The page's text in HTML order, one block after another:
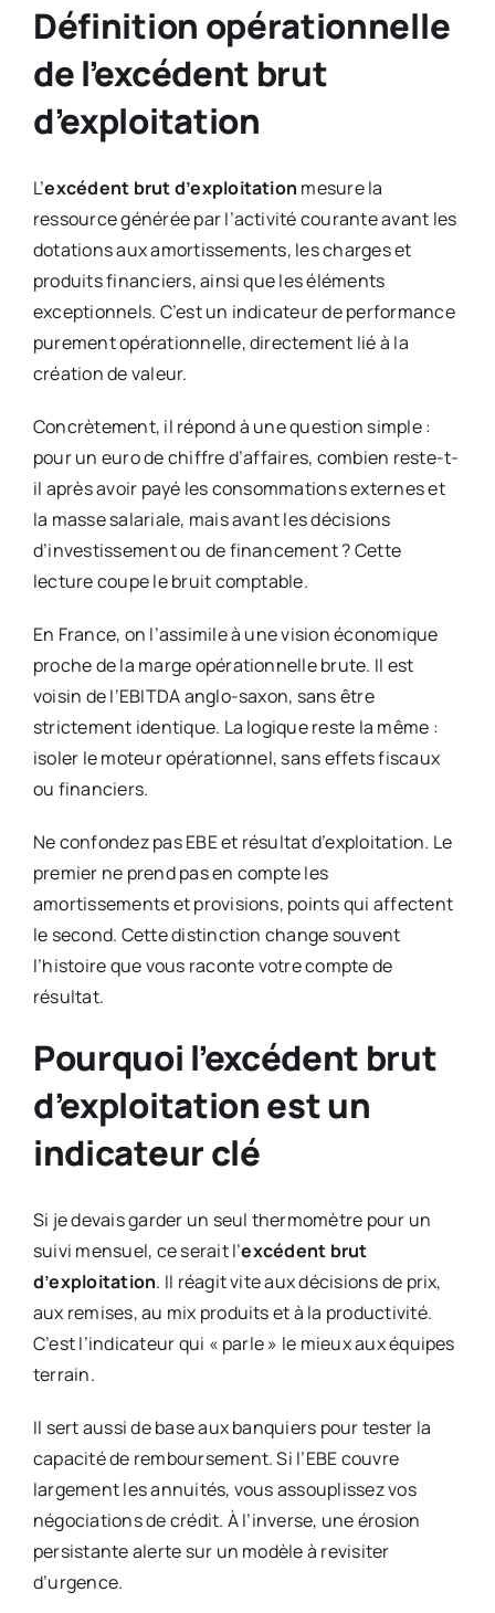
Définition opérationnelle
de l’excédent brut
d’exploitation
L’excédent brut d’exploitation mesure la
ressource générée par l’activité courante avant les
dotations aux amortissements, les charges et
produits financiers, ainsi que les éléments
exceptionnels. C’est un indicateur de performance
purement opérationnelle, directement lié à la
création de valeur.
Concrètement, il répond à une question simple :
pour un euro de chiffre d’affaires, combien reste-t-
il après avoir payé les consommations externes et
la masse salariale, mais avant les décisions
d’investissement ou de financement ? Cette
lecture coupe le bruit comptable.
En France, on l’assimile à une vision économique
proche de la marge opérationnelle brute. Il est
voisin de l’EBITDA anglo-saxon, sans être
strictement identique. La logique reste la même :
isoler le moteur opérationnel, sans effets fiscaux
ou financiers.
Ne confondez pas EBE et résultat d’exploitation. Le
premier ne prend pas en compte les
amortissements et provisions, points qui affectent
le second. Cette distinction change souvent
l’histoire que vous raconte votre compte de
résultat.
Pourquoi l’excédent brut
d’exploitation est un
indicateur clé
Si je devais garder un seul thermomètre pour un
suivi mensuel, ce serait l’excédent brut
d’exploitation. Il réagit vite aux décisions de prix,
aux remises, au mix produits et à la productivité.
C’est l’indicateur qui « parle » le mieux aux équipes
terrain.
Il sert aussi de base aux banquiers pour tester la
capacité de remboursement. Si l’EBE couvre
largement les annuités, vous assouplissez vos
négociations de crédit. À l’inverse, une érosion
persistante alerte sur un modèle à revisiter
d’urgence.